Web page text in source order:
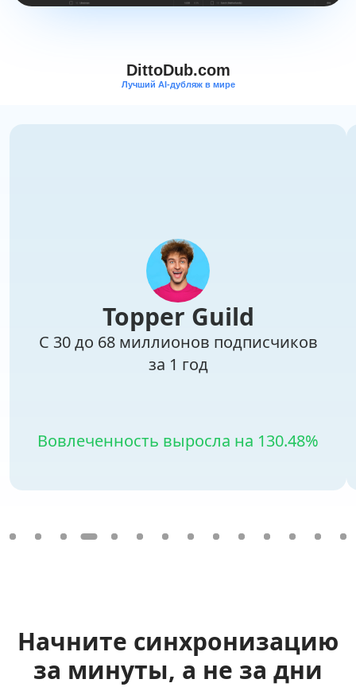
DittoDub.com
Лучший AI-дубляж в мире
Topper Guild
С 30 до 68 миллионов подписчиков
за 1 год
Вовлеченность выросла на 130.48%
Начните синхронизацию
за минуты, а не за дни